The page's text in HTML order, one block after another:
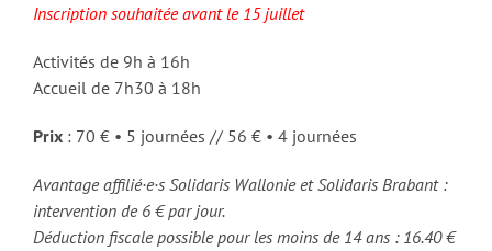
Inscription souhaitée avant le 15 juillet
Activités de 9h à 16h
Accueil de 7h30 à 18h
Prix : 70 € • 5 journées // 56 € • 4 journées
Avantage affilié·e·s Solidaris Wallonie et Solidaris Brabant :
intervention de 6 € par jour.
Déduction fiscale possible pour les moins de 14 ans : 16.40 €